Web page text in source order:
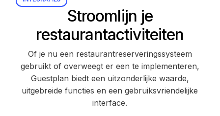
Stroomlijn je
restaurantactiviteiten
Of je nu een restaurantreserveringssysteem
gebruikt of overweegt er een te implementeren,
Guestplan biedt een uitzonderlijke waarde,
uitgebreide functies en een gebruiksvriendelijke
interface.